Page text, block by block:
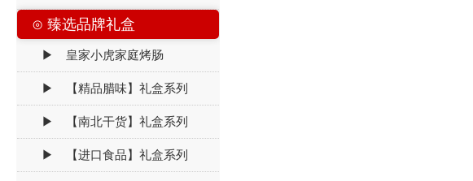
⊙ 臻选品牌礼盒
▶ 皇家小虎家庭烤肠
▶ 【精品腊味】礼盒系列
▶ 【南北干货】礼盒系列
▶ 【进口食品】礼盒系列